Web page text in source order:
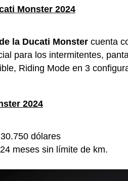
Monster 2024
la Ducati Monster cuenta
para los intermitentes,
Riding Mode en 3
2024
dólares
meses sin límite de km.